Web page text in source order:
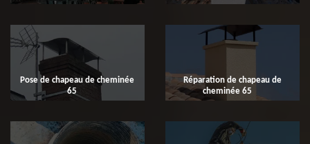
Pose de chapeau de cheminée
65
Réparation de chapeau de
cheminée 65